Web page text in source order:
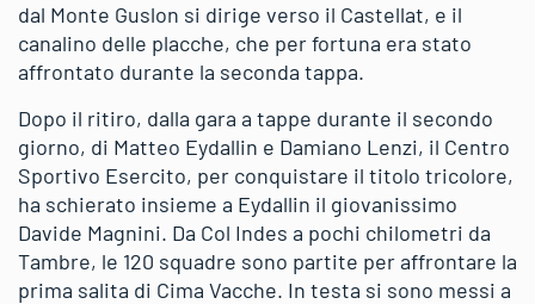
dal Monte Guslon si dirige verso il Castellat, e il
canalino delle placche, che per fortuna era stato
affrontato durante la seconda tappa.
Dopo il ritiro, dalla gara a tappe durante il secondo
giorno, di Matteo Eydallin e Damiano Lenzi, il Centro
Sportivo Esercito, per conquistare il titolo tricolore,
ha schierato insieme a Eydallin il giovanissimo
Davide Magnini. Da Col Indes a pochi chilometri da
Tambre, le 120 squadre sono partite per affrontare la
prima salita di Cima Vacche. In testa si sono messi a